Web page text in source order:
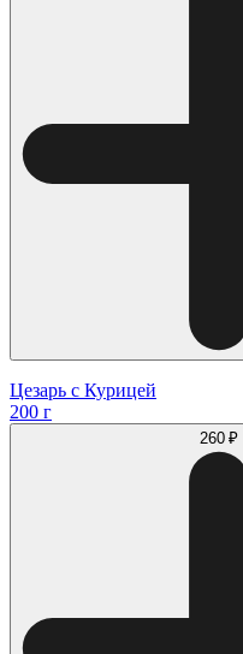
Цезарь с Курицей
200 г
260 ₽